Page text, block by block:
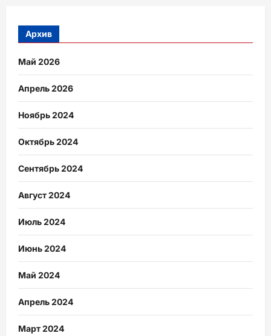
Архив
Май 2026
Апрель 2026
Ноябрь 2024
Октябрь 2024
Сентябрь 2024
Август 2024
Июль 2024
Июнь 2024
Май 2024
Апрель 2024
Март 2024